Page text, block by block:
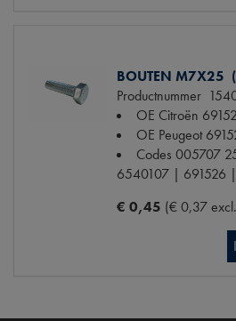
BOUTEN M7X25
Productnummer
OE Citroën
OE Peugeot
Codes 005707
6540107 | 691526
€ 0,45 (€ 0,37